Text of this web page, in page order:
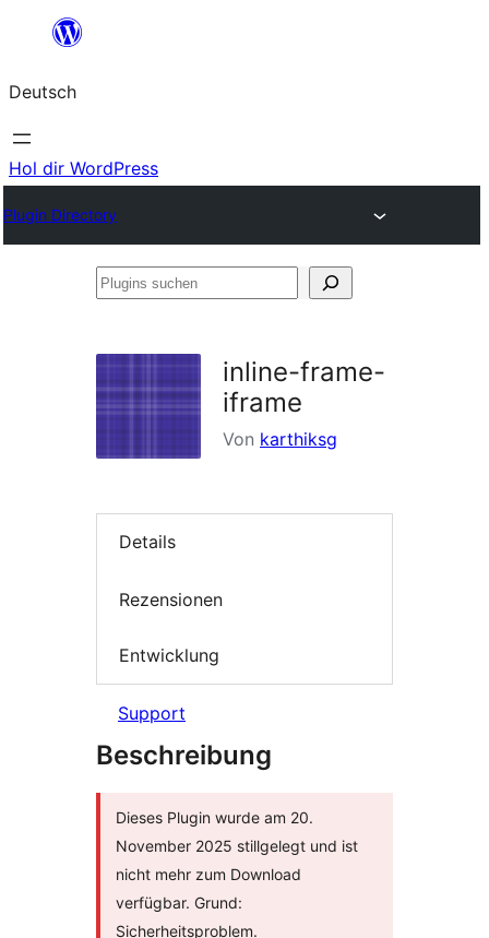
springen
Deutsch
Hol dir WordPress
Plugin Directory
Plugins
inline-frame-
iframe
Von karthiksg
Details
Rezensionen
Entwicklung
Support
Beschreibung
Dieses Plugin wurde am 20.
November 2025 stillgelegt und ist
nicht mehr zum Download
verfügbar. Grund:
Sicherheitsproblem.